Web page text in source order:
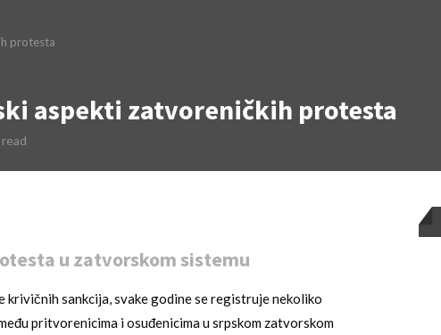
protesta
aspekti zatvoreničkih protesta
u zatvorskom sistemu
krivičnih sankcija, svake godine se registruje nekoliko
pritvorenicima i osuđenicima u srpskom zatvorskom